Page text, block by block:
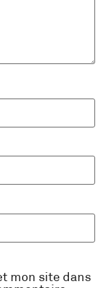
mon site dans